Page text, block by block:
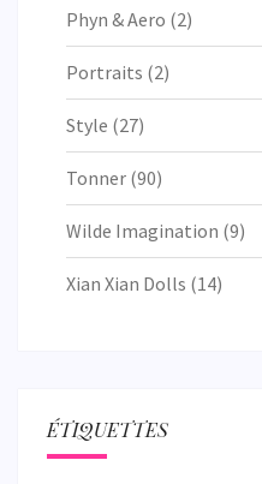
Phyn & Aero (2)
Portraits (2)
Style (27)
Tonner (90)
Wilde Imagination (9)
Xian Xian Dolls (14)
ÉTIQUETTES